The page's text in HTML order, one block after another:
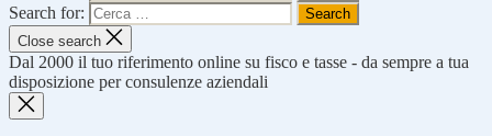
Search for:
Close search
Dal 2000 il tuo riferimento online su fisco e tasse - da sempre a tua
disposizione per consulenze aziendali